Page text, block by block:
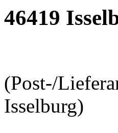
46419
(Post-/
Isselburg)